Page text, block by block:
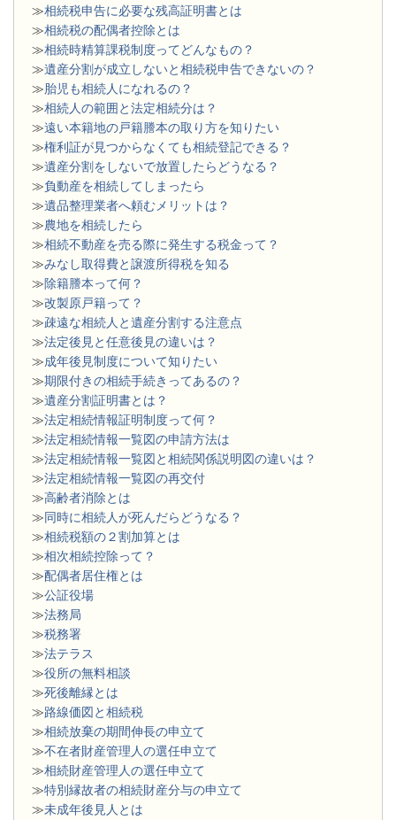
≫相続税申告に必要な残高証明書とは
≫相続税の配偶者控除とは
≫相続時精算課税制度ってどんなもの？
≫遺産分割が成立しないと相続税申告できないの？
≫胎児も相続人になれるの？
≫相続人の範囲と法定相続分は？
≫遠い本籍地の戸籍謄本の取り方を知りたい
≫権利証が見つからなくても相続登記できる？
≫遺産分割をしないで放置したらどうなる？
≫負動産を相続してしまったら
≫遺品整理業者へ頼むメリットは？
≫農地を相続したら
≫相続不動産を売る際に発生する税金って？
≫みなし取得費と譲渡所得税を知る
≫除籍謄本って何？
≫改製原戸籍って？
≫疎遠な相続人と遺産分割する注意点
≫法定後見と任意後見の違いは？
≫成年後見制度について知りたい
≫期限付きの相続手続きってあるの？
≫遺産分割証明書とは？
≫法定相続情報証明制度って何？
≫法定相続情報一覧図の申請方法は
≫法定相続情報一覧図と相続関係説明図の違いは？
≫法定相続情報一覧図の再交付
≫高齢者消除とは
≫同時に相続人が死んだらどうなる？
≫相続税額の２割加算とは
≫相次相続控除って？
≫配偶者居住権とは
≫公証役場
≫法務局
≫税務署
≫法テラス
≫役所の無料相談
≫死後離縁とは
≫路線価図と相続税
≫相続放棄の期間伸長の申立て
≫不在者財産管理人の選任申立て
≫相続財産管理人の選任申立て
≫特別縁故者の相続財産分与の申立て
≫未成年後見人とは